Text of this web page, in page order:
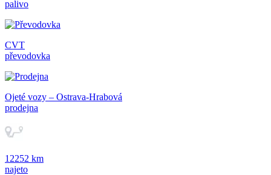
palivo
CVT
převodovka
Ojeté vozy – Ostrava-Hrabová
prodejna
12252 km
najeto